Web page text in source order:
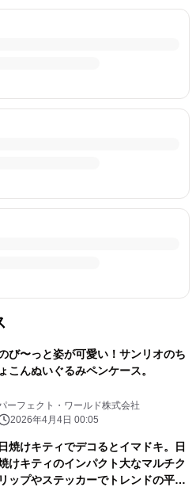
び〜っと姿が可愛い！サンリオのち
ょこんぬいぐるみペンケース。
ーフェクト・ワールド株式会社
2026年4月4日 00:05
日焼けキティでデコるとイマドキ。日
けキティのインパクト大なマルチク
リップやステッカーでトレンドの平成